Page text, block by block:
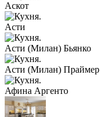
Аскот
Асти
Асти (Милан) Бьянко
Асти (Милан) Праймер
Афина Аргенто